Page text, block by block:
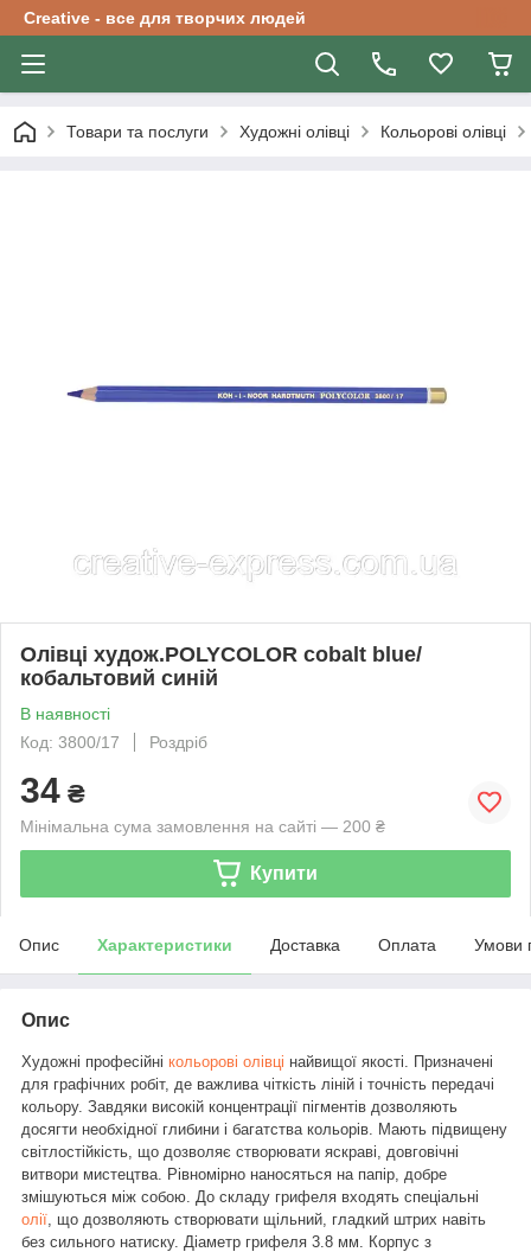
Creative - все для творчих людей
Товари та послуги Художні олівці Кольорові олівці
Олівці худож.POLYCOLOR cobalt blue/
кобальтовий синій
В наявності
Код: 3800/17
Роздріб
34 ₴
Мінімальна сума замовлення на сайті — 200 ₴
Купити
Опис Характеристики Доставка Оплата Умови
Опис
Художні професійні кольорові олівці найвищої якості. Призначені
для графічних робіт, де важлива чіткість ліній і точність передачі
кольору. Завдяки високій концентрації пігментів дозволяють
досягти необхідної глибини і багатства кольорів. Мають підвищену
світлостійкість, що дозволяє створювати яскраві, довговічні
витвори мистецтва. Рівномірно наносяться на папір, добре
змішуються між собою. До складу грифеля входять спеціальні
олії , що дозволяють створювати щільний, гладкий штрих навіть
без сильного натиску. Діаметр грифеля 3.8 мм. Корпус з